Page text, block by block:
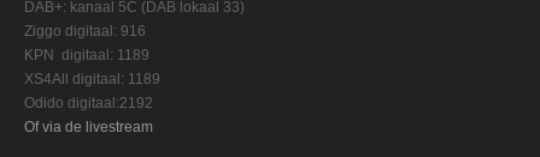
DAB+: kanaal 5C (DAB lokaal 33)
Ziggo digitaal: 916
KPN digitaal: 1189
XS4All digitaal: 1189
Odido digitaal:2192
Of via de livestream